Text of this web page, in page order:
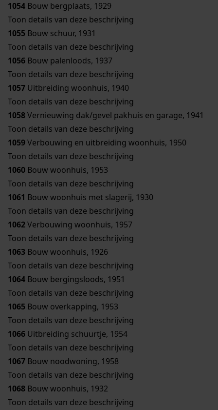
1054 Bouw bergplaats, 1929
Toon details van deze beschrijving
1055 Bouw schuur, 1931
Toon details van deze beschrijving
1056 Bouw palenloods, 1937
Toon details van deze beschrijving
1057 Uitbreiding woonhuis, 1940
Toon details van deze beschrijving
1058Vernieuwing dak/gevel pakhuis en garage, 1941
Toon details van deze beschrijving
1059Verbouwing en uitbreiding woonhuis, 1950
Toon details van deze beschrijving
1060 Bouw woonhuis, 1953
Toon details van deze beschrijving
1061 Bouw woonhuis met slagerij, 1930
Toon details van deze beschrijving
1062Verbouwing woonhuis, 1957
Toon details van deze beschrijving
1063 Bouw woonhuis, 1926
Toon details van deze beschrijving
1064 Bouw bergingsloods, 1951
Toon details van deze beschrijving
1065 Bouw overkapping, 1953
Toon details van deze beschrijving
1066 Uitbreiding schuurtje, 1954
Toon details van deze beschrijving
1067 Bouw noodwoning, 1958
Toon details van deze beschrijving
1068 Bouw woonhuis, 1932
Toon details van deze beschrijving